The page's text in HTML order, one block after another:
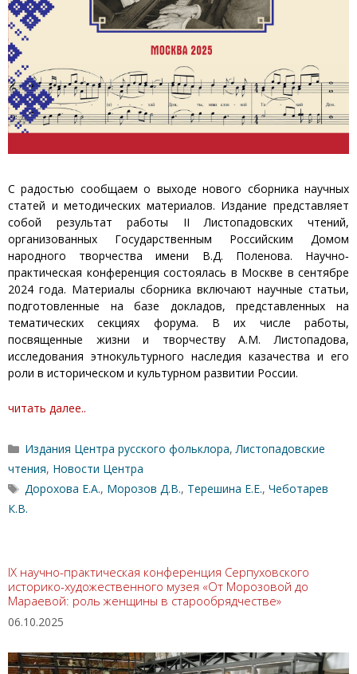
С радостью сообщаем о выходе нового сборника научных
статей и методических материалов. Издание представляет
собой результат работы II Листопадовских чтений,
организованных Государственным Российским Домом
народного творчества имени В.Д. Поленова. Научно‐
практическая конференция состоялась в Москве в сентябре
2024 года. Материалы сборника включают научные статьи,
подготовленные на базе докладов, представленных на
тематических секциях форума. В их числе работы,
посвященные жизни и творчеству А.М. Листопадова,
исследования этнокультурного наследия казачества и его
роли в историческом и культурном развитии России.
читать далее..
Рубрики
Издания Центра русского фольклора, Листопадовские
чтения, Новости Центра
Метки
Дорохова Е.А., Морозов Д.В., Терешина Е.Е.,Чеботарев
К.В.
IX научно-практическая конференция Серпуховского
историко-художественного музея «От Морозовой до
Мараевой: роль женщины в старообрядчестве»
06.10.2025